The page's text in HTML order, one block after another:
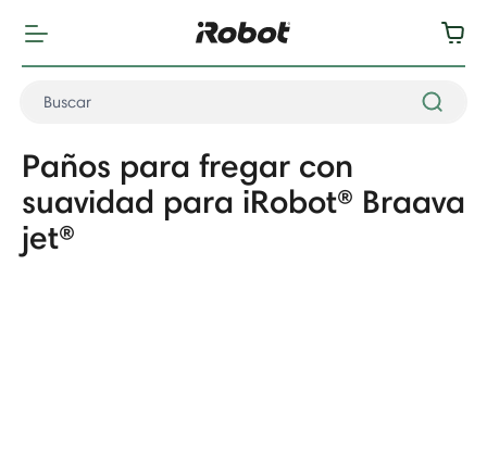
Paños para fregar con
suavidad para iRobot® Braava
jet®